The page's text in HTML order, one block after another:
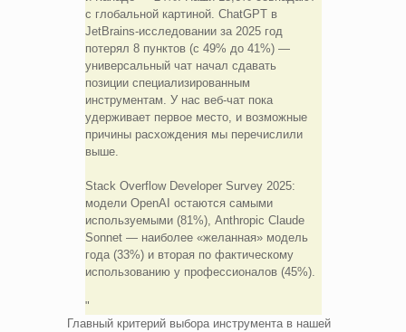
с глобальной картиной. ChatGPT в
JetBrains-исследовании за 2025 год
потерял 8 пунктов (с 49% до 41%) —
универсальный чат начал сдавать
позиции специализированным
инструментам. У нас веб-чат пока
удерживает первое место, и возможные
причины расхождения мы перечислили
выше.
Stack Overflow Developer Survey 2025:
модели OpenAI остаются самыми
используемыми (81%), Anthropic Claude
Sonnet — наиболее «желанная» модель
года (33%) и вторая по фактическому
использованию у профессионалов (45%).
Главный критерий выбора инструмента в нашей